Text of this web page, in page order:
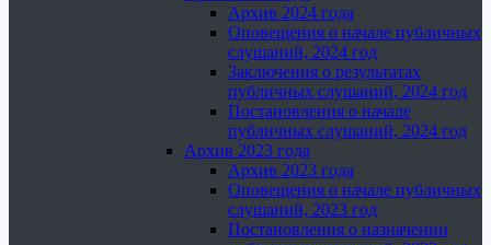
Архив 2024 года
Оповещения о начале публичных
слушаний, 2024 год
Заключения о результатах
публичных слушаний, 2024 год
Постановления о начале
публичных слушаний, 2024 год
Архив 2023 года
Архив 2023 года
Оповещения о начале публичных
слушаний, 2023 год
Постановления о назначении